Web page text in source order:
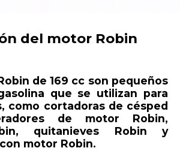
del motor Robin
de 169 cc son pequeños
que se utilizan para
como cortadoras de césped
de motor Robin,
quitanieves Robin y
motor Robin.